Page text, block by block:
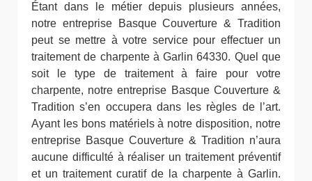
Étant dans le métier depuis plusieurs années,
notre entreprise Basque Couverture & Tradition
peut se mettre à votre service pour effectuer un
traitement de charpente à Garlin 64330. Quel que
soit le type de traitement à faire pour votre
charpente, notre entreprise Basque Couverture &
Tradition s’en occupera dans les règles de l’art.
Ayant les bons matériels à notre disposition, notre
entreprise Basque Couverture & Tradition n’aura
aucune difficulté à réaliser un traitement préventif
et un traitement curatif de la charpente à Garlin.